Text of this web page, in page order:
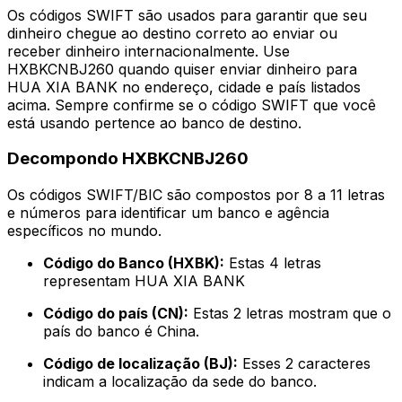
Os códigos SWIFT são usados para garantir que seu
dinheiro chegue ao destino correto ao enviar ou
receber dinheiro internacionalmente. Use
HXBKCNBJ260 quando quiser enviar dinheiro para
HUA XIA BANK no endereço, cidade e país listados
acima. Sempre confirme se o código SWIFT que você
está usando pertence ao banco de destino.
Decompondo HXBKCNBJ260
Os códigos SWIFT/BIC são compostos por 8 a 11 letras
e números para identificar um banco e agência
específicos no mundo.
Código do Banco (HXBK): Estas 4 letras
representam HUA XIA BANK
Código do país (CN): Estas 2 letras mostram que o
país do banco é China.
Código de localização (BJ): Esses 2 caracteres
indicam a localização da sede do banco.